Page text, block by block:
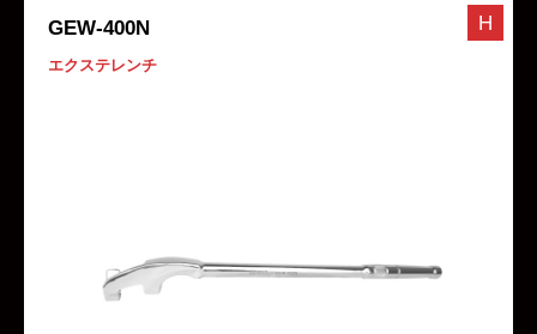
GEW-400N
エクステレンチ
H